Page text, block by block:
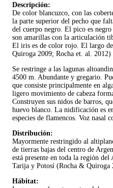
Descripción:
De color blancuzco, con las
la parte superior del pecho que
del cuerpo negro. El pico es
son amarillas con la articulación
El iris es de color rojo. El largo
Quiroga 2009; Rocha et. al. 2012)
Se restringe a las lagunas
4500 m. Abundante y gregario.
que consiste principalmente en
ligero movimiento de cabeza
Construyen sus nidos de barros,
huevo blanco. La nidificación es
especies de flamencos. Voz nasal
Distribución:
Mayormente restringido al
de tierras bajas del centro de
está presente en toda la región
Tarija y Potosí (Rocha & Quiroga
Hábitat: